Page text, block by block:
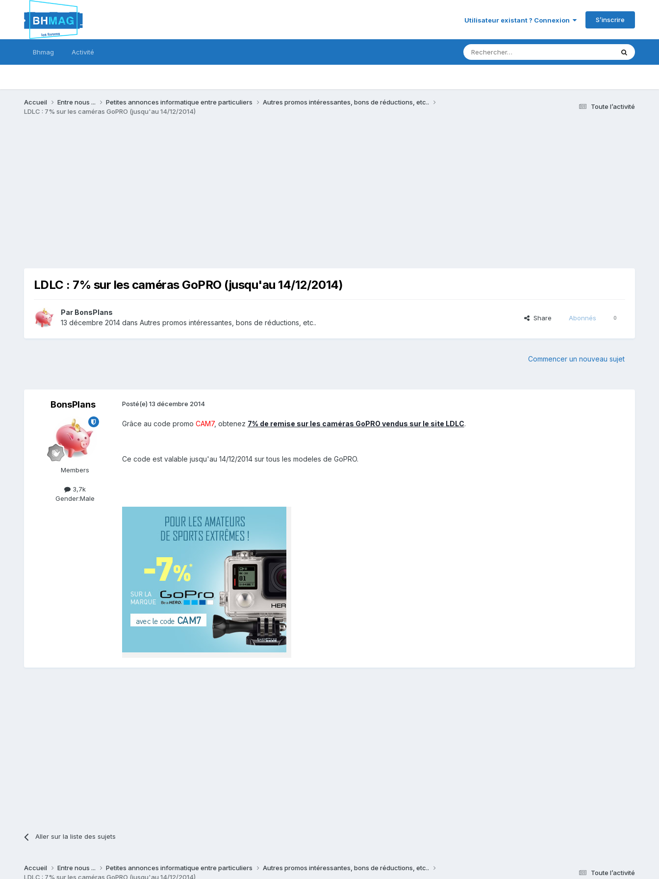
Utilisateur existant ? Connexion S’inscrire
Bhmag Activité
Toute l’activité
Accueil Entre nous ... Petites annonces informatique entre particuliers
Autres promos intéressantes, bons de réductions, etc..
LDLC : 7% sur les caméras GoPRO (jusqu'au 14/12/2014)
LDLC : 7% sur les caméras GoPRO (jusqu'au 14/12/2014)
Par BonsPlans
13 décembre 2014dans Autres promos intéressantes, bons de réductions, etc..
Share Abonnés 0
Commencer un nouveau sujet
BonsPlans
Members
3,7k
Gender:Male
Posté(e) 13 décembre 2014
Grâce au code promo CAM7, obtenez 7% de remise sur les caméras GoPRO vendus sur le site LDLC.
Ce code est valable jusqu'au 14/12/2014 sur tous les modeles de GoPRO.
Aller sur la liste des sujets
Toute l’activité
Accueil Entre nous ... Petites annonces informatique entre particuliers
Autres promos intéressantes, bons de réductions, etc..
LDLC : 7% sur les caméras GoPRO (jusqu'au 14/12/2014)